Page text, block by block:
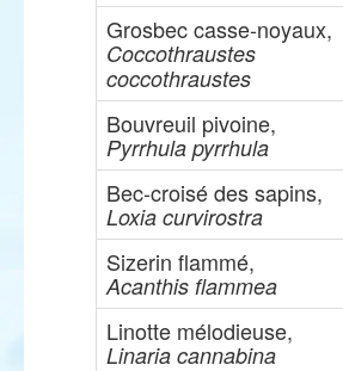
Grosbec casse-noyaux,
Coccothraustes
coccothraustes
Bouvreuil pivoine,
Pyrrhula pyrrhula
Bec-croisé des sapins,
Loxia curvirostra
Sizerin flammé,
Acanthis flammea
Linotte mélodieuse,
Linaria cannabina